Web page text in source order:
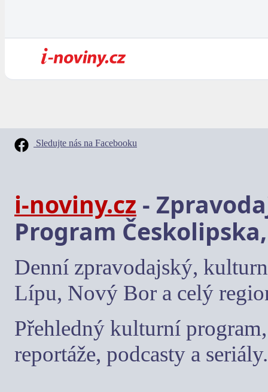
Sledujte nás na Facebooku
i-noviny.cz -
Program
Denní zpravodajský,
Lípu, Nový Bor a celý
Přehledný kulturní
reportáže, podcasty a seriály.